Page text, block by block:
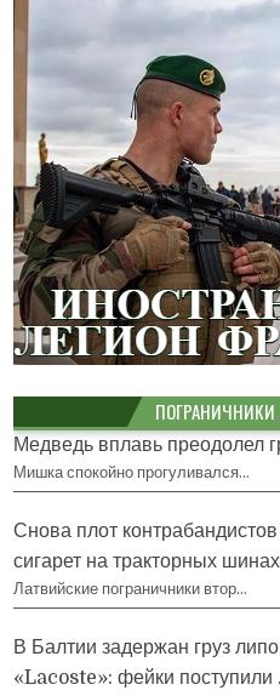
ПОГРАНИЧНИКИ
Медведь вплавь преодолел
Мишка спокойно прогуливался…
Снова плот
сигарет на тракторных шинах
Латвийские пограничники втор…
В Балтии задержан груз
«Lacoste»: фейки